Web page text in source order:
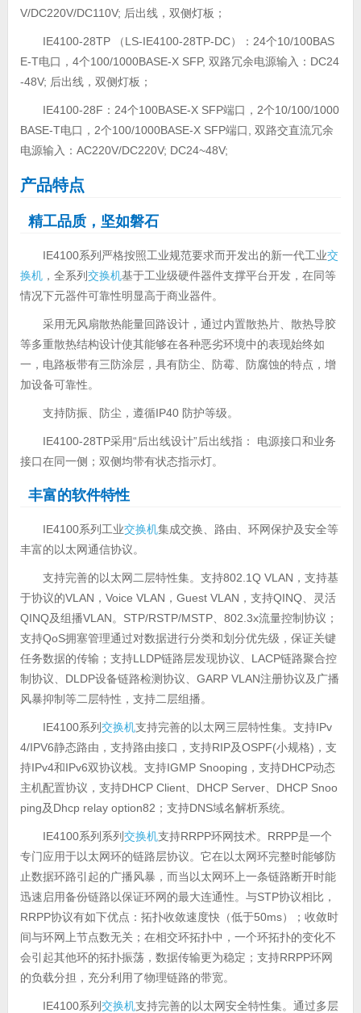
V/DC220V/DC110V; 后出线，双侧灯板；
IE4100-28TP （LS-IE4100-28TP-DC）：24个10/100BAS
E-T电口，4个100/1000BASE-X SFP, 双路冗余电源输入：DC24
-48V; 后出线，双侧灯板；
IE4100-28F：24个100BASE-X SFP端口，2个10/100/1000
BASE-T电口，2个100/1000BASE-X SFP端口, 双路交直流冗余
电源输入：AC220V/DC220V; DC24~48V;
产品特点
精工品质，坚如磐石
IE4100系列严格按照工业规范要求而开发出的新一代工业交
换机，全系列交换机基于工业级硬件器件支撑平台开发，在同等
情况下元器件可靠性明显高于商业器件。
采用无风扇散热能量回路设计，通过内置散热片、散热导胶
等多重散热结构设计使其能够在各种恶劣环境中的表现始终如
一，电路板带有三防涂层，具有防尘、防霉、防腐蚀的特点，增
加设备可靠性。
支持防振、防尘，遵循IP40 防护等级。
IE4100-28TP采用“后出线设计”后出线指： 电源接口和业务
接口在同一侧；双侧均带有状态指示灯。
丰富的软件特性
IE4100系列工业交换机集成交换、路由、环网保护及安全等
丰富的以太网通信协议。
支持完善的以太网二层特性集。支持802.1Q VLAN，支持基
于协议的VLAN，Voice VLAN，Guest VLAN，支持QINQ、灵活
QINQ及组播VLAN。STP/RSTP/MSTP、802.3x流量控制协议；
支持QoS拥塞管理通过对数据进行分类和划分优先级，保证关键
任务数据的传输；支持LLDP链路层发现协议、LACP链路聚合控
制协议、DLDP设备链路检测协议、GARP VLAN注册协议及广播
风暴抑制等二层特性，支持二层组播。
IE4100系列交换机支持完善的以太网三层特性集。支持IPv
4/IPV6静态路由，支持路由接口，支持RIP及OSPF(小规格)，支
持IPv4和IPv6双协议栈。支持IGMP Snooping，支持DHCP动态
主机配置协议，支持DHCP Client、DHCP Server、DHCP Snoo
ping及Dhcp relay option82；支持DNS域名解析系统。
IE4100系列系列交换机支持RRPP环网技术。RRPP是一个
专门应用于以太网环的链路层协议。它在以太网环完整时能够防
止数据环路引起的广播风暴，而当以太网环上一条链路断开时能
迅速启用备份链路以保证环网的最大连通性。与STP协议相比，
RRPP协议有如下优点：拓扑收敛速度快（低于50ms）；收敛时
间与环网上节点数无关；在相交环拓扑中，一个环拓扑的变化不
会引起其他环的拓扑振荡，数据传输更为稳定；支持RRPP环网
的负载分担，充分利用了物理链路的带宽。
IE4100系列交换机支持完善的以太网安全特性集。通过多层